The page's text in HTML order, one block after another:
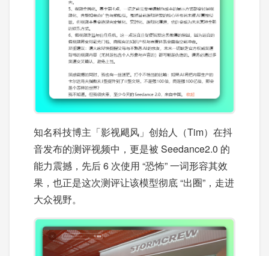
知名科技博主「影视飓风」创始人（Tim）在抖
音发布的测评视频中，更是被 Seedance2.0 的
能力震撼，先后 6 次使用 “恐怖” 一词形容其效
果，也正是这次测评让该模型彻底 “出圈”，走进
大众视野。